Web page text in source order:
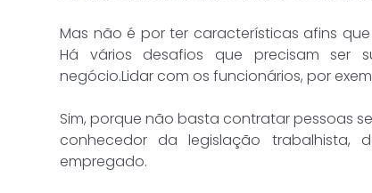
Mas não é por ter características afins
Há vários desafios que precisam ser
negócio.Lidar com os funcionários, por
Sim, porque não basta contratar pessoas
conhecedor da legislação
empregado.